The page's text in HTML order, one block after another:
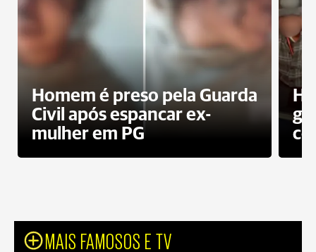
Homem é preso pela Guarda
Civil após espancar ex-
mulher em PG
MAIS FAMOSOS E TV